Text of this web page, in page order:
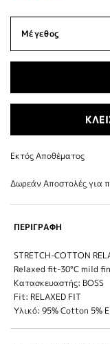
Εκτός Αποθέματος
Δωρεάν Αποστολές για
ΠΕΡΙΓΡΑΦΗ
STRETCH-COTTON
Relaxed fit-30°C mild
Κατασκευαστής: BOSS
Fit: RELAXED FIT
Υλικό: 95% Cotton 5%